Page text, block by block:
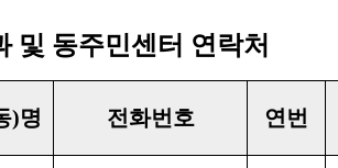
및 동주민센터 연락처
)명 전화번호 연번